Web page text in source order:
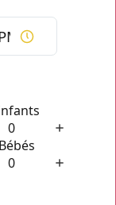
dans Paris
votre montée à
haute qualité à
privé VTC
à votre
d’un
VTC Mise à